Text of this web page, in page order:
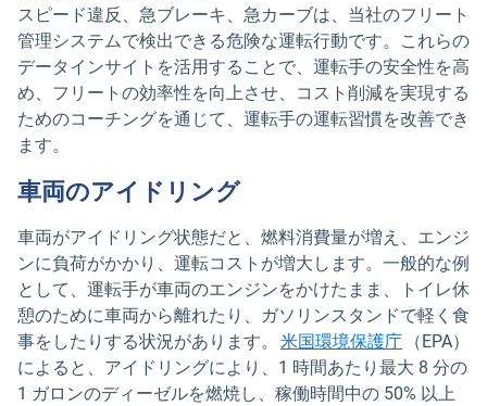
スピード違反、急ブレーキ、急カーブは、当社のフリート
管理システムで検出できる危険な運転行動です。これらの
データインサイトを活用することで、運転手の安全性を高
め、フリートの効率性を向上させ、コスト削減を実現する
ためのコーチングを通じて、運転手の運転習慣を改善でき
ます。
車両のアイドリング
車両がアイドリング状態だと、燃料消費量が増え、エンジ
ンに負荷がかかり、運転コストが増大します。一般的な例
として、運転手が車両のエンジンをかけたまま、トイレ休
憩のために車両から離れたり、ガソリンスタンドで軽く食
事をしたりする状況があります。
米国環境保護庁新しいウ
（EPA）
によると、アイドリングにより、1 時間あたり最大 8 分の
1 ガロンのディーゼルを燃焼し、稼働時間中の 50% 以上